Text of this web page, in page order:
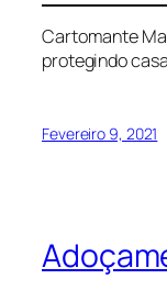
Cartomante
protegindo
Fevereiro 9, 2021